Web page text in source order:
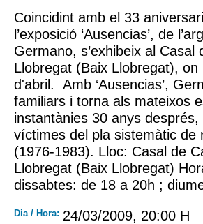
Coincidint amb el 33
l’exposició ‘Ausencias’, de
Germano, s’exhibeix al
Llobregat (Baix Llobregat),
d'abril. Amb ‘Ausencias’,
familiars i torna als mateixos
instantànies 30 anys
víctimes del pla sistemàtic de
(1976-1983). Lloc: Casal de
Llobregat (Baix Llobregat)
dissabtes: de 18 a 20h ;
Dia / Hora: 24/03/2009, 20:00 H